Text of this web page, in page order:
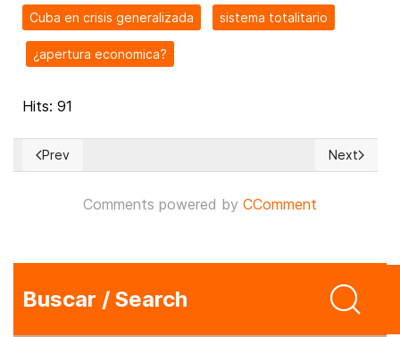
Cuba en crisis generalizada sistema totalitario
¿apertura economica?
Hits: 91
Previous article: Ramiro Valdés, esbirro de una cruel
Prev Next article:
Next
Comments powered by CComment
Buscar / Search